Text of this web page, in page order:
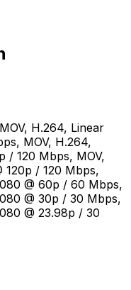
H.264, Linear
MOV, H.264,
/ 120 Mbps, MOV,
120p / 120 Mbps,
@ 60p / 60 Mbps,
@ 30p / 30 Mbps,
@ 23.98p / 30